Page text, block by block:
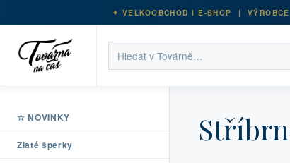
VELKOOBCHOD I E-SHOP |
☆ NOVINKY
Zlaté šperky